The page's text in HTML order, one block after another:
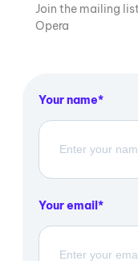
Join the mailing
Opera
Your name
Your email